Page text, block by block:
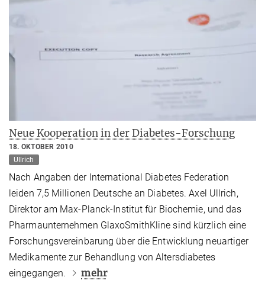
Neue Kooperation in der Diabetes-Forschung
18. OKTOBER 2010
Ullrich
Nach Angaben der International Diabetes Federation
leiden 7,5 Millionen Deutsche an Diabetes. Axel Ullrich,
Direktor am Max-Planck-Institut für Biochemie, und das
Pharmaunternehmen GlaxoSmithKline sind kürzlich eine
Forschungsvereinbarung über die Entwicklung neuartiger
Medikamente zur Behandlung von Altersdiabetes
eingegangen.
mehr